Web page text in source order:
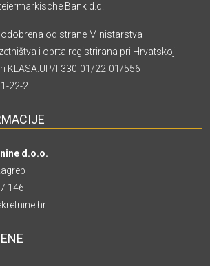
Bank d.d.
odobrena od strane Ministarstva
i obrta registrirana pri Hrvatskoj
KLASA:UP/I-330-01/22-01/556
22-2
d.o.o.
146